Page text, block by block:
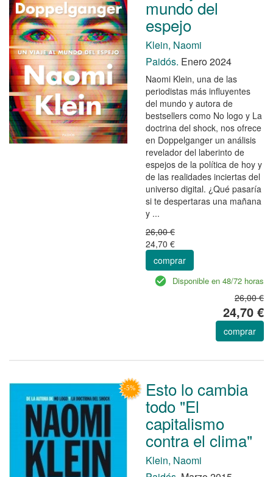
mundo del
espejo
Klein, Naomi
Paidós. Enero 2024
Naomi Klein, una de las
periodistas más influyentes
del mundo y autora de
bestsellers como No logo y La
doctrina del shock, nos ofrece
en Doppelganger un análisis
revelador del laberinto de
espejos de la política de hoy y
de las realidades inciertas del
universo digital. ¿Qué pasaría
si te despertaras una mañana
y ...
26,00 €
24,70 €
comprar
Disponible en 48/72 horas
26,00 €
24,70 €
comprar
Esto lo cambia
todo "El
capitalismo
contra el clima"
Klein, Naomi